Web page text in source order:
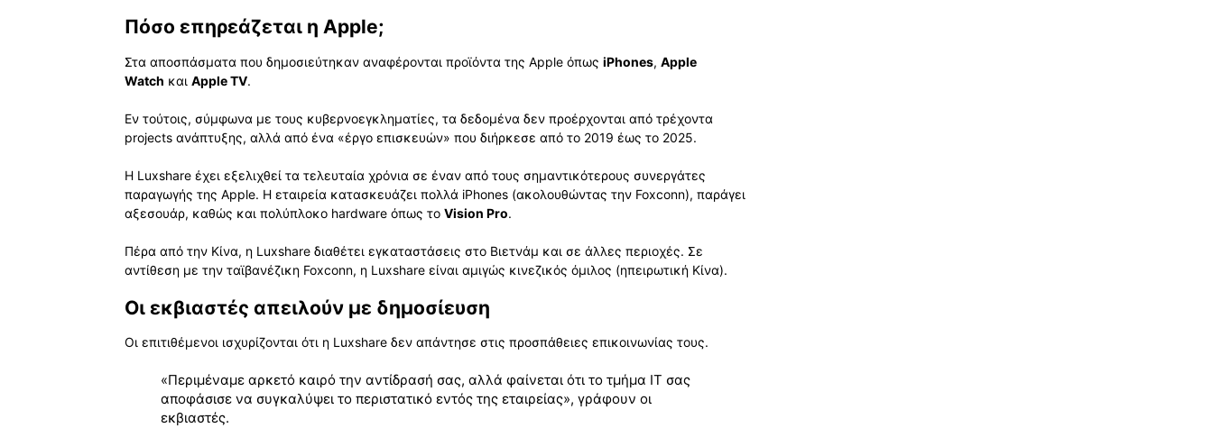
Πόσο επηρεάζεται η Apple;
Στα αποσπάσματα που δημοσιεύτηκαν αναφέρονται προϊόντα της Apple όπως iPhones, Apple
Watch και Apple TV.
Εν τούτοις, σύμφωνα με τους κυβερνοεγκληματίες, τα δεδομένα δεν προέρχονται από τρέχοντα
projects ανάπτυξης, αλλά από ένα «έργο επισκευών» που διήρκεσε από το 2019 έως το 2025.
Η Luxshare έχει εξελιχθεί τα τελευταία χρόνια σε έναν από τους σημαντικότερους συνεργάτες
παραγωγής της Apple. Η εταιρεία κατασκευάζει πολλά iPhones (ακολουθώντας την Foxconn), παράγει
αξεσουάρ, καθώς και πολύπλοκο hardware όπως το Vision Pro.
Πέρα από την Κίνα, η Luxshare διαθέτει εγκαταστάσεις στο Βιετνάμ και σε άλλες περιοχές. Σε
αντίθεση με την ταϊβανέζικη Foxconn, η Luxshare είναι αμιγώς κινεζικός όμιλος (ηπειρωτική Κίνα).
Οι εκβιαστές απειλούν με δημοσίευση
Οι επιτιθέμενοι ισχυρίζονται ότι η Luxshare δεν απάντησε στις προσπάθειες επικοινωνίας τους.
«Περιμέναμε αρκετό καιρό την αντίδρασή σας, αλλά φαίνεται ότι το τμήμα IT σας
αποφάσισε να συγκαλύψει το περιστατικό εντός της εταιρείας», γράφουν οι
εκβιαστές.